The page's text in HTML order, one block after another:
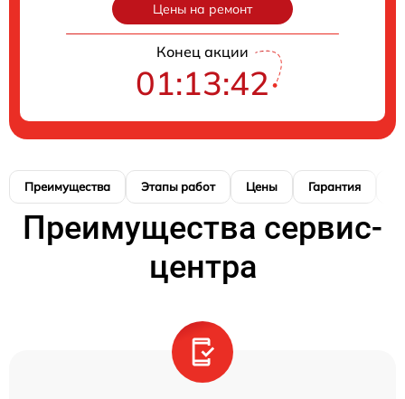
Цены на ремонт
Конец акции
01:13:41
Преимущества Этапы работ Цены Гарантия
Преимущества сервис-
центра